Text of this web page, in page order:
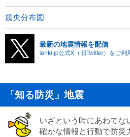
震央分布図
最新の地震情報を配信
tenki.jp公式X（旧Twitter）をご利
「知る防災」地震
いざという時にあわてな
確かな情報と行動で防災